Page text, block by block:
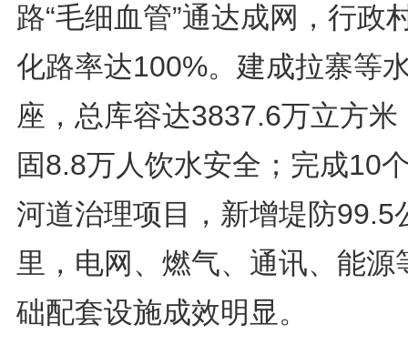
路“毛细血管”通达成网，行政
化路率达100%。建成拉寨等
座，总库容达3837.6万立方米
固8.8万人饮水安全；完成10
河道治理项目，新增堤防99.5
里，电网、燃气、通讯、能源
础配套设施成效明显。